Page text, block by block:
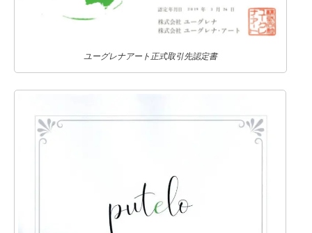
ユーグレナアート正式取引先認定書